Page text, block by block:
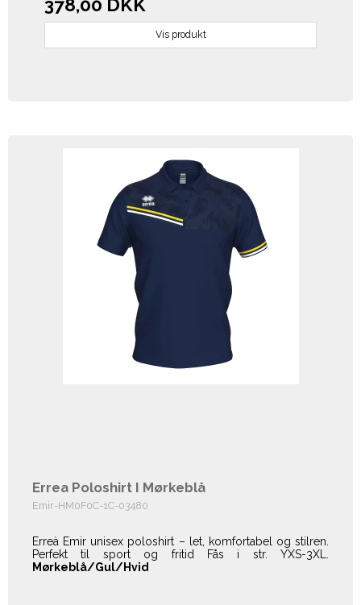
378,00 DKK
Vis produkt
Errea Poloshirt I Mørkeblå
Emir-HM0F0C-1C-03480
Erreà Emir unisex poloshirt – let, komfortabel og stilren.
Perfekt til sport og fritid Fås i str. YXS-3XL.
Mørkeblå/Gul/Hvid